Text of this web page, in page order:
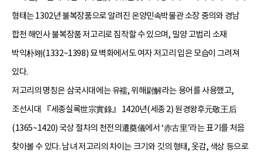
형태는 1302년 불복장품으로 알려진 온양민속박물관 소장 중의와 경남
합천 해인사 불복장품 저고리로 짐작할 수 있으며, 밀양 고법리 소재
박익朴翊(1332~1398) 묘 벽화에서도 여자 저고리 입은 모습이 그려져
있다.
저고리의 명칭은 삼국시대에는 유襦, 위해尉解라는 용어를 사용했고,
조선시대 『세종실록世宗實錄』 1420년(세종 2) 원경왕후元敬王后
(1365~1420) 국상 절차의 천전의遷奠儀에서 ‘赤古里’라는 표기를 처음
찾아볼 수 있다. 남녀 저고리의 차이는 크기와 깃의 형태, 옷감, 색상 등으로